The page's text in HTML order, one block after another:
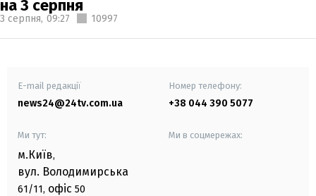
на 3 серпня
3 серпня, 09:27 10997
E-mail редакції
news24@24tv.com.ua
Номер телефону:
+38 044 390 5077
Ми тут:
м.Київ,
вул. Володимирська
61/11, офіс 50
Ми в соцмережах: